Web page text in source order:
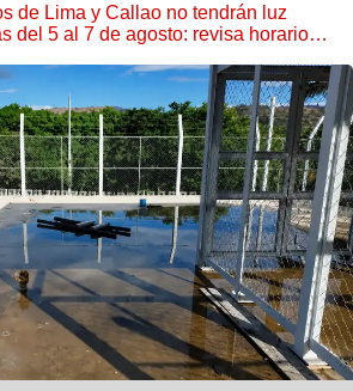
de Lima y Callao no tendrán luz
del 5 al 7 de agosto: revisa horarios y